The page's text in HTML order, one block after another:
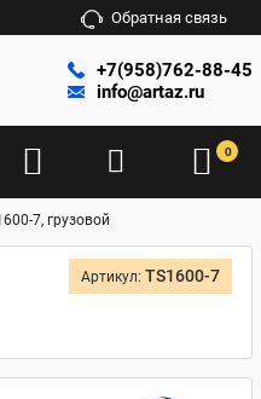
Обратная связь
+7(958)762-88-45
info@artaz.ru
0
7, грузовой
Артикул: TS1600-7